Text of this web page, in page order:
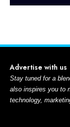
Advertise with us
Stay tuned for a
also inspires you to
technology,